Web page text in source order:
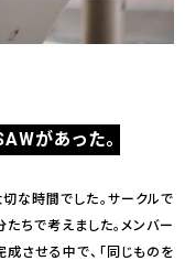
があった。
な時間でした。サークルで
ちで考えました。メンバー
させる中で、「同じものを